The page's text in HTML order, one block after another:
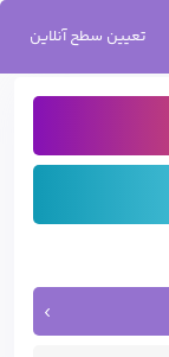
تعیین سطح آنلاین